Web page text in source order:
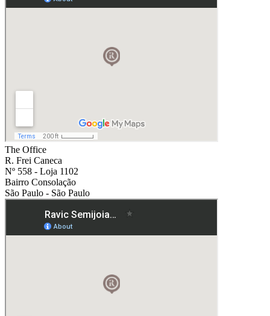
The Office
R. Frei Caneca
Nº 558 - Loja 1102
Bairro Consolação
São Paulo - São Paulo